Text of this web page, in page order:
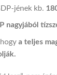
jének kb.
nagyjából
a teljes